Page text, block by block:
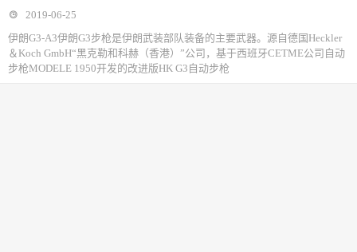
2019-06-25
伊朗G3-A3伊朗G3步枪是伊朗武装部队装备的主要武器。源自德国Heckler
＆Koch GmbH“黑克勒和科赫（香港）”公司，基于西班牙CETME公司自动
步枪MODELE 1950开发的改进版HK G3自动步枪